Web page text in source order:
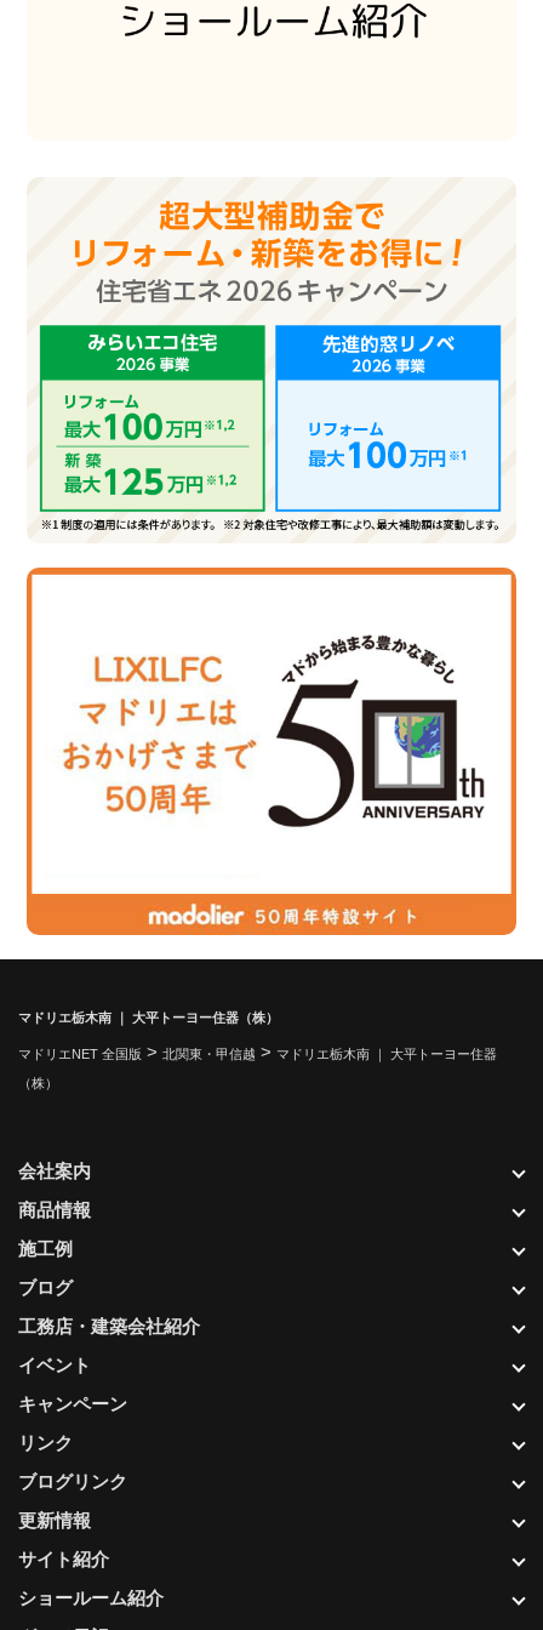
マドリエ栃木南 ｜ 大平トーヨー住器（株）
マドリエNET 全国版 > 北関東・甲信越 > マドリエ栃木南 ｜ 大平トーヨー住器
（株）
更新情報
サイト紹介
ショールーム紹介
会社案内
商品情報
施工例
ブログ
工務店・建築会社紹介
イベント
キャンペーン
リンク
ブログリンク